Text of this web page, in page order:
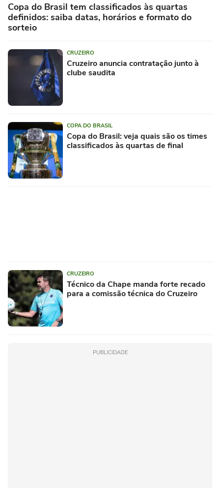
Copa do Brasil tem classificados às quartas
definidos: saiba datas, horários e formato do
sorteio
CRUZEIRO
Cruzeiro anuncia contratação junto à
clube saudita
COPA DO BRASIL
Copa do Brasil: veja quais são os times
classificados às quartas de final
CRUZEIRO
Técnico da Chape manda forte recado
para a comissão técnica do Cruzeiro
PUBLICIDADE